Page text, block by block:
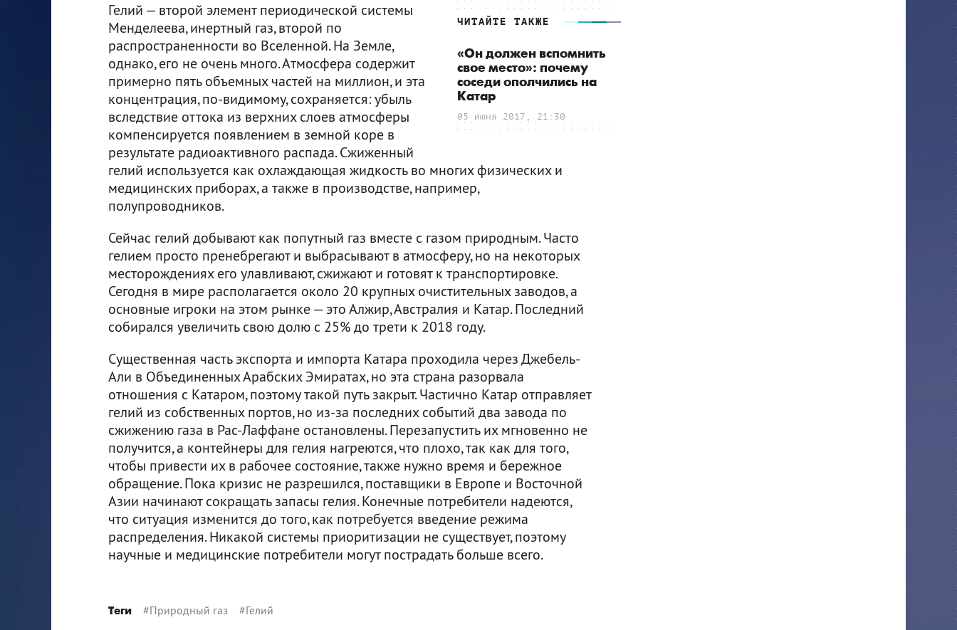
ЧИТАЙТЕ ТАКЖЕ
«Он должен вспомнить
свое место»: почему
соседи ополчились на
Катар
05 июня 2017, 21:30
Гелий — второй элемент периодической системы
Менделеева, инертный газ, второй по
распространенности во Вселенной. На Земле,
однако, его не очень много. Атмосфера содержит
примерно пять объемных частей на миллион, и эта
концентрация, по-видимому, сохраняется: убыль
вследствие оттока из верхних слоев атмосферы
компенсируется появлением в земной коре в
результате радиоактивного распада. Сжиженный
гелий используется как охлаждающая жидкость во многих физических и
медицинских приборах, а также в производстве, например,
полупроводников.
Сейчас гелий добывают как попутный газ вместе с газом природным. Часто
гелием просто пренебрегают и выбрасывают в атмосферу, но на некоторых
месторождениях его улавливают, сжижают и готовят к транспортировке.
Сегодня в мире располагается около 20 крупных очистительных заводов, а
основные игроки на этом рынке — это Алжир, Австралия и Катар. Последний
собирался увеличить свою долю с 25% до трети к 2018 году.
Существенная часть экспорта и импорта Катара проходила через Джебель-
Али в Объединенных Арабских Эмиратах, но эта страна разорвала
отношения с Катаром, поэтому такой путь закрыт. Частично Катар отправляет
гелий из собственных портов, но из-за последних событий два завода по
сжижению газа в Рас-Лаффане остановлены. Перезапустить их мгновенно не
получится, а контейнеры для гелия нагреются, что плохо, так как для того,
чтобы привести их в рабочее состояние, также нужно время и бережное
обращение. Пока кризис не разрешился, поставщики в Европе и Восточной
Азии начинают сокращать запасы гелия. Конечные потребители надеются,
что ситуация изменится до того, как потребуется введение режима
распределения. Никакой системы приоритизации не существует, поэтому
научные и медицинские потребители могут пострадать больше всего.
Теги #Природный газ #Гелий